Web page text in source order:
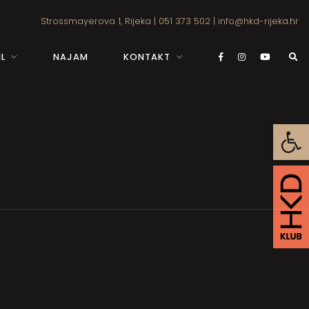
Strossmayerova 1, Rijeka | 051 373 502 | info@hkd-rijeka.hr
NAJAM KONTAKT